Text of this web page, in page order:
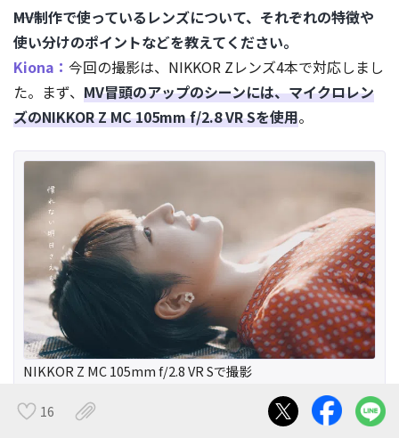
16
――MV制作で使っているレンズについて、それぞれの特徴や
使い分けのポイントなどを教えてください。
Kiona： 今回の撮影は、NIKKOR Zレンズ4本で対応しまし
た。まず、 MV冒頭のアップのシーンには、マイクロレン
ズのNIKKOR Z MC 105mm f/2.8 VR Sを使用。
NIKKOR Z MC 105mm f/2.8 VR Sで撮影
メンバー全員の演奏シーンの寄りにはNIKKOR Z 24-